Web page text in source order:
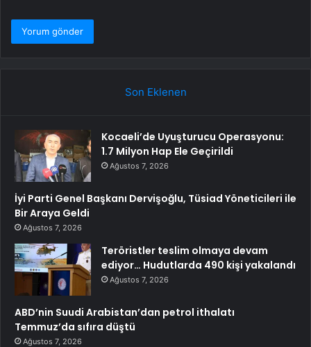
Son Eklenen
Kocaeli’de Uyuşturucu Operasyonu:
1.7 Milyon Hap Ele Geçirildi
Ağustos 7, 2026
İyi Parti Genel Başkanı Dervişoğlu, Tüsiad Yöneticileri ile
Bir Araya Geldi
Ağustos 7, 2026
Teröristler teslim olmaya devam
ediyor… Hudutlarda 490 kişi yakalandı
Ağustos 7, 2026
ABD’nin Suudi Arabistan’dan petrol ithalatı
Temmuz’da sıfıra düştü
Ağustos 7, 2026